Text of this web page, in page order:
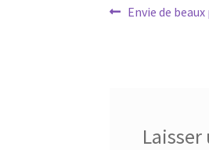
Article
Envie de